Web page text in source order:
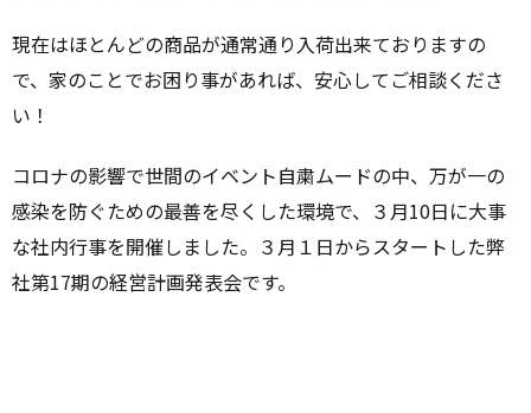
現在はほとんどの商品が通常通り入荷出来ておりますの
で、家のことでお困り事があれば、安心してご相談くださ
い！
コロナの影響で世間のイベント自粛ムードの中、万が一の
感染を防ぐための最善を尽くした環境で、３月10日に大事
な社内行事を開催しました。３月１日からスタートした弊
社第17期の経営計画発表会です。